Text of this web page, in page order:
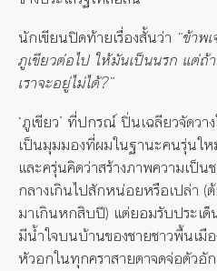
นักเขียนปิดท้ายเรื่องสั้นว่า “ข้าพ
ภูเขียวต่อไป ให้มันเป็นนรก แต่ถ้
เราจะอยู่ไม่ได้?”
‘ภูเขียว’ ที่ปกรณ์ ปิ่นเฉลียวจัดว
เป็นมุมมองที่ผมในฐานะคนรุ่นใ
และครุ่นคิดว่าสร้างภาพความเป็
กลางเกินไปสักหน่อยหรือเปล่า (
มาเกินหกสิบปี) แต่ยอมรับประเด็
มีน้ำใจบนบ้านของชายชาวพื้นเมื
หัวอกในทุกคราสายตาจดจ่อตัวอั